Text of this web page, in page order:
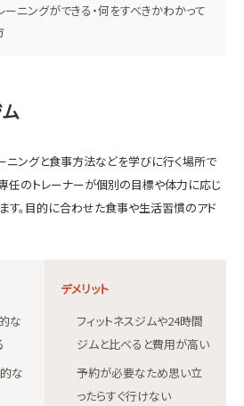
ーニングができる・何をすべきかわかって
ニングと食事方法などを学びに行く場所で
任のトレーナーが個別の目標や体力に応じ
す。目的に合わせた食事や生活習慣のアド
な
な
デメリット
フィットネスジムや24時間
ジムと比べると費用が高い
予約が必要なため思い立
ったらすぐ行けない